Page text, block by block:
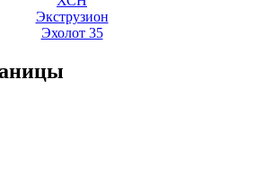
Экструзион
Эхолот 35